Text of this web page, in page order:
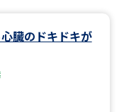
取扱規定
案内
臓のドキドキが